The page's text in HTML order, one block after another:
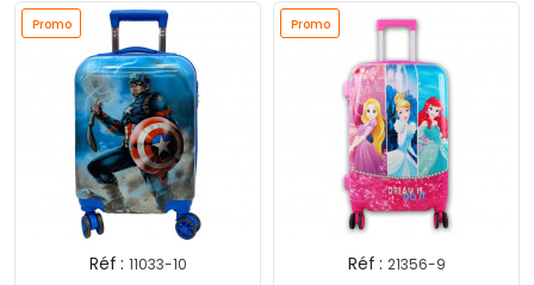
Promo
Réf : 11033-10
Promo
Réf : 21356-9